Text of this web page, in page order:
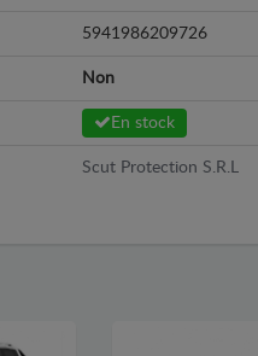
5941986209726
Non
En stock
Scut Protection S.R.L